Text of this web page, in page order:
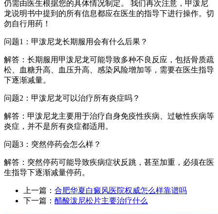
仍需由医生根据您的具体情况制定。 我们再次注意，甲泼尼
龙说明书中提到的所有信息都应在医生的指导下进行操作。切
勿自行用药！
问题1：甲泼尼龙长期服用会有什么后果？
解答：长期服用甲泼尼龙可能导致多种不良反应，包括骨质疏
松、血糖升高、血压升高、感染风险增加等，需要在医生指导
下逐渐减量。
问题2：甲泼尼龙可以治疗所有炎症吗？
解答：甲泼尼龙主要用于治疗自身免疫性疾病、过敏性疾病等
炎症，并不是所有炎症都适用。
问题3：突然停药会怎么样？
解答：突然停药可能导致疾病症状反跳，甚至加重，必须在医
生指导下逐渐减量停药。
上一篇： 合肥华夏白癜风医院权威怎么样靠谱吗
下一篇： 醋酸泼尼松片主要治疗什么